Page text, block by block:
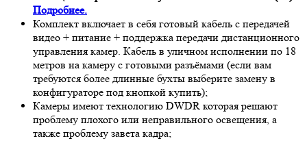
Подробнее.
Комплект включает в себя готовый кабель с передачей
видео + питание + поддержка передачи дистанционного
управления камер. Кабель в уличном исполнении по 18
метров на камеру с готовыми разъёмами (если вам
требуются более длинные бухты выберите замену в
конфигураторе под кнопкой купить);
Камеры имеют технологию DWDR которая решают
проблему плохого или неправильного освещения, а
также проблему завета кадра;